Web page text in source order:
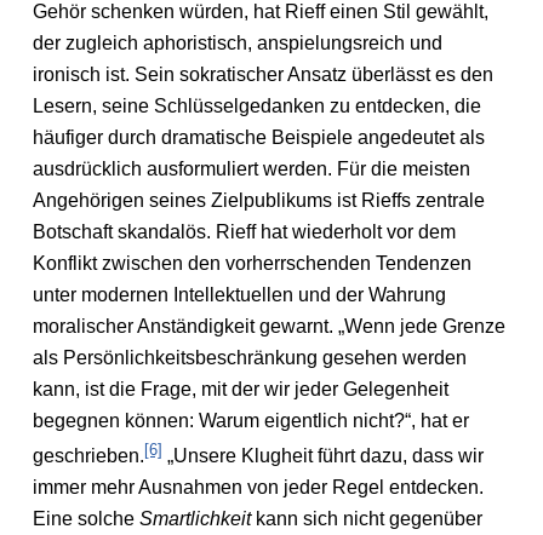
Gehör schenken würden, hat Rieff einen Stil gewählt,
der zugleich aphoristisch, anspielungsreich und
ironisch ist. Sein sokratischer Ansatz überlässt es den
Lesern, seine Schlüsselgedanken zu entdecken, die
häufiger durch dramatische Beispiele angedeutet als
ausdrücklich ausformuliert werden. Für die meisten
Angehörigen seines Zielpublikums ist Rieffs zentrale
Botschaft skandalös. Rieff hat wiederholt vor dem
Konflikt zwischen den vorherrschenden Tendenzen
unter modernen Intellektuellen und der Wahrung
moralischer Anständigkeit gewarnt. „Wenn jede Grenze
als Persönlichkeitsbeschränkung gesehen werden
kann, ist die Frage, mit der wir jeder Gelegenheit
begegnen können: Warum eigentlich nicht?“, hat er
geschrieben. [6] „Unsere Klugheit führt dazu, dass wir
immer mehr Ausnahmen von jeder Regel entdecken.
Eine solche Smartlichkeit kann sich nicht gegenüber